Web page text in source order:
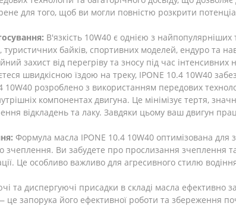
для того, щоб ви могли повністю розкрити
В'язкість 10W40 є однією з найпопулярніших
туристичних байків, спортивних моделей, ендуро та
захист від перегріву та зносу під час
швидкісною їздою на треку, IPONE 10.4 10W40
10W40 розроблено з використанням передових
компонентах двигуна. Це мінімізує тертя,
відкладень та лаку. Завдяки цьому ваш двигун
Формула масла IPONE 10.4 10W40 оптимізована для
зчеплення. Ви забудете про прослизання
Це особливо важливо для агресивного стилю
та диспергуючі присадки в складі масла ефективно
це запорука його ефективної роботи та збереження